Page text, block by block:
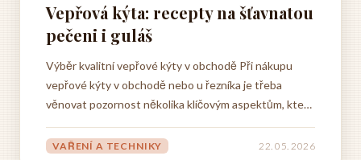
Vepřová kýta: recepty na šťavnatou
pečeni i guláš
Výběr kvalitní vepřové kýty v obchodě Při nákupu
vepřové kýty v obchodě nebo u řezníka je třeba
věnovat pozornost několika klíčovým aspektům, které
je naprosto zásadní, proto byste měli vždy pečlivě
VAŘENÍ A TECHNIKY 22. 05. 2026